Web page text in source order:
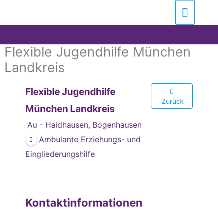
Flexible Jugendhilfe München
Landkreis
Flexible Jugendhilfe
München Landkreis
Au - Haidhausen, Bogenhausen
Ambulante Erziehungs- und
Eingliederungshilfe
Zurück
Kontaktinformationen